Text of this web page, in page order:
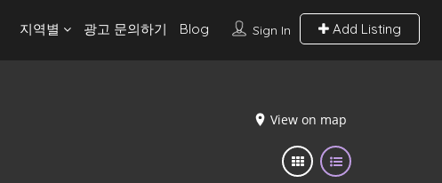
Sign In Add Listing
지역별 광고 문의하기 Blog
View on map